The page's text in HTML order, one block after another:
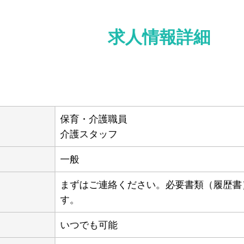
求人情報詳細
保育・介護職員
介護スタッフ
一般
まずはご連絡ください。必要書類（履歴
す。
いつでも可能